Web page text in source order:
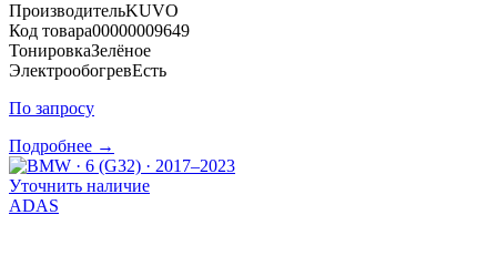
ПроизводительKUVO
Код товара00000009649
ТонировкаЗелёное
ЭлектрообогревЕсть
По запросу
Подробнее →
Уточнить наличие
ADAS